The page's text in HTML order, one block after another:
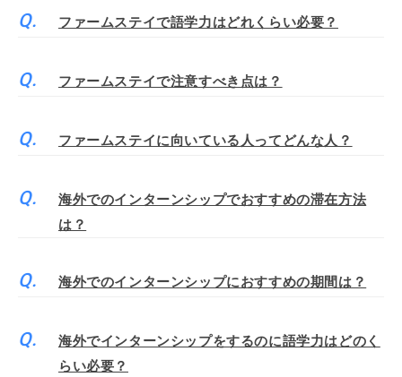
ファームステイで語学力はどれくらい必要？
ファームステイで注意すべき点は？
ファームステイに向いている人ってどんな人？
海外でのインターンシップでおすすめの滞在方法
は？
海外でのインターンシップにおすすめの期間は？
海外でインターンシップをするのに語学力はどのく
らい必要？